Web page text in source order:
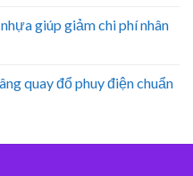
giúp giảm chi phí nhân
quay đổ phuy điện chuẩn